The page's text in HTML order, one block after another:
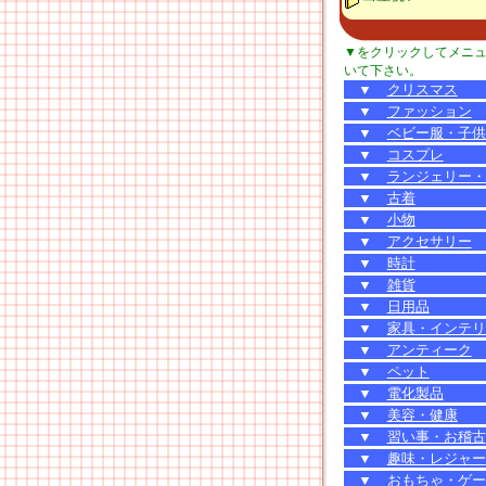
▼をクリックしてメニ
いて下さい。
▼
クリスマス
▼
ファッション
▼
ベビー服・子
▼
コスプレ
▼
ランジェリー
▼
古着
▼
小物
▼
アクセサリー
▼
時計
▼
雑貨
▼
日用品
▼
家具・インテ
▼
アンティーク
▼
ペット
▼
電化製品
▼
美容・健康
▼
習い事・お稽古
▼
趣味・レジャー
▼
おもちゃ・ゲ